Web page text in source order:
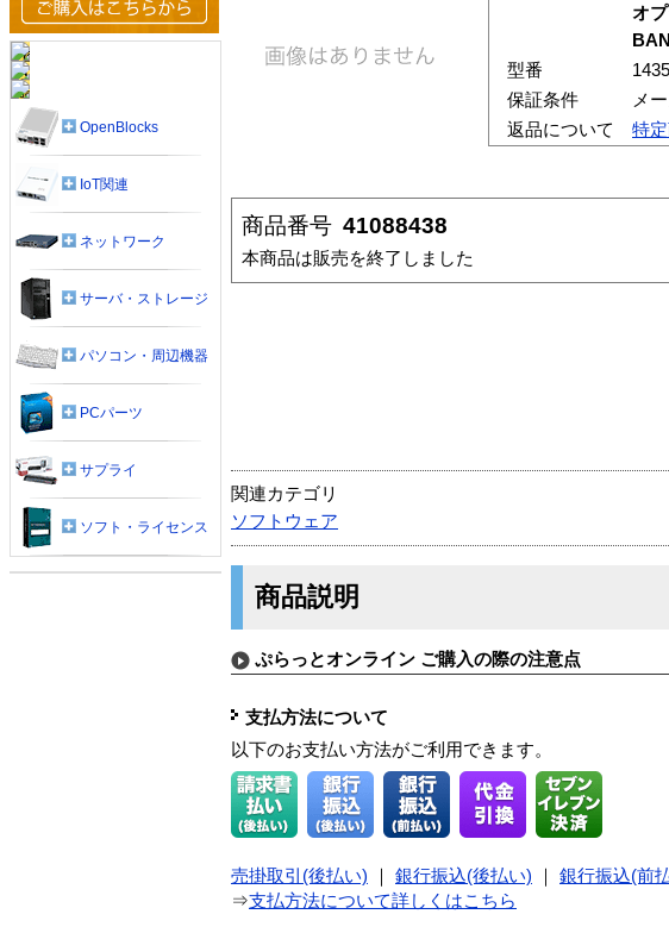
オ
型番
保証条件
メ
返品について
特
商品番号 41088438
本商品は販売を終了しました
関連カテゴリ
ソフトウェア
商品説明
ぷらっとオンライン ご購入の際の注意点
支払方法について
以下のお支払い方法がご利用できます。
売掛取引(後払い) 銀行振込(後払い) 銀行振込(前
⇒支払方法について詳しくはこちら
OpenBlocks
IoT関連
ネットワーク
サーバ・ストレージ
パソコン・周辺機器
PCパーツ
サプライ
ソフト・ライセンス